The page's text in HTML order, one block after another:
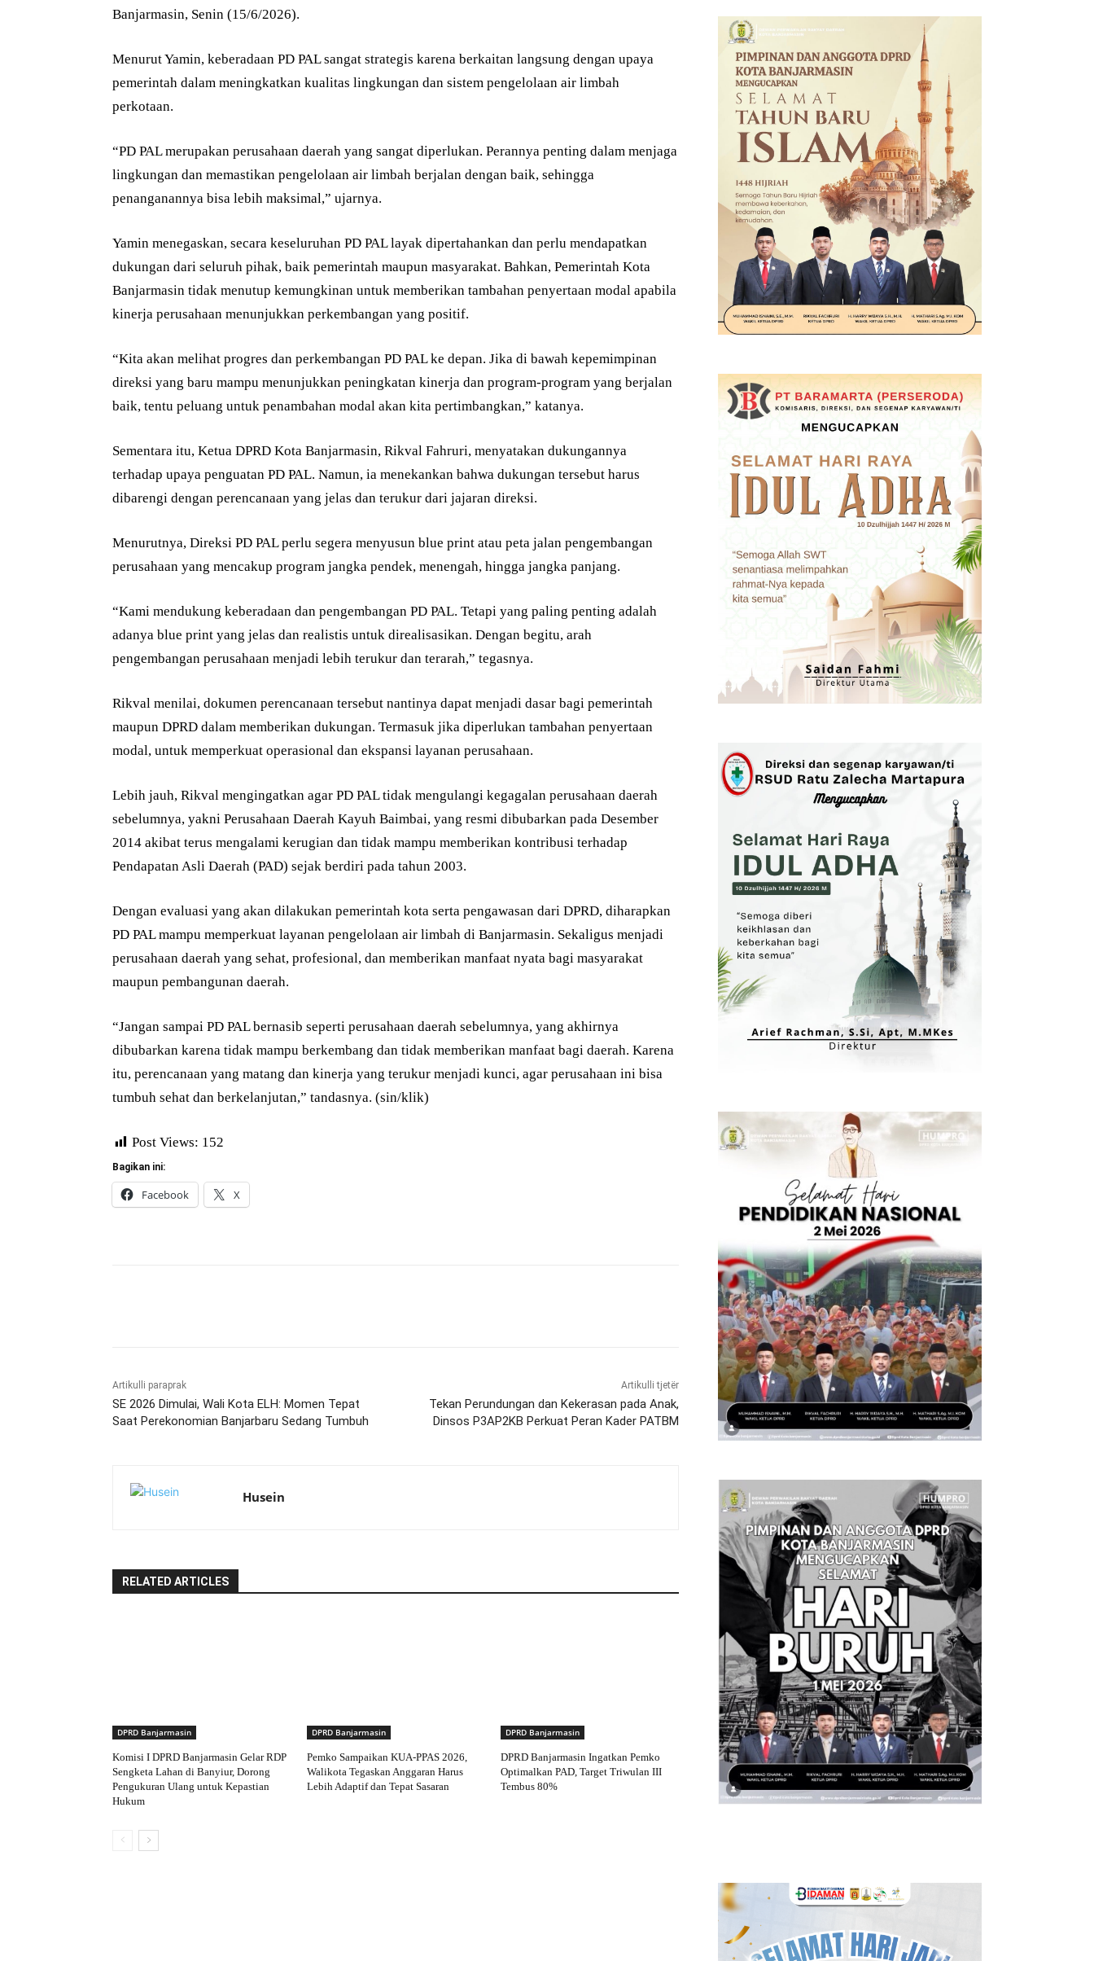
Banjarmasin, Senin (15/6/2026).
Menurut Yamin, keberadaan PD PAL sangat strategis karena berkaitan langsung dengan upaya
pemerintah dalam meningkatkan kualitas lingkungan dan sistem pengelolaan air limbah
perkotaan.
“PD PAL merupakan perusahaan daerah yang sangat diperlukan. Perannya penting dalam menjaga
lingkungan dan memastikan pengelolaan air limbah berjalan dengan baik, sehingga
penanganannya bisa lebih maksimal,” ujarnya.
Yamin menegaskan, secara keseluruhan PD PAL layak dipertahankan dan perlu mendapatkan
dukungan dari seluruh pihak, baik pemerintah maupun masyarakat. Bahkan, Pemerintah Kota
Banjarmasin tidak menutup kemungkinan untuk memberikan tambahan penyertaan modal apabila
kinerja perusahaan menunjukkan perkembangan yang positif.
“Kita akan melihat progres dan perkembangan PD PAL ke depan. Jika di bawah kepemimpinan
direksi yang baru mampu menunjukkan peningkatan kinerja dan program-program yang berjalan
baik, tentu peluang untuk penambahan modal akan kita pertimbangkan,” katanya.
Sementara itu, Ketua DPRD Kota Banjarmasin, Rikval Fahruri, menyatakan dukungannya
terhadap upaya penguatan PD PAL. Namun, ia menekankan bahwa dukungan tersebut harus
dibarengi dengan perencanaan yang jelas dan terukur dari jajaran direksi.
Menurutnya, Direksi PD PAL perlu segera menyusun blue print atau peta jalan pengembangan
perusahaan yang mencakup program jangka pendek, menengah, hingga jangka panjang.
“Kami mendukung keberadaan dan pengembangan PD PAL. Tetapi yang paling penting adalah
adanya blue print yang jelas dan realistis untuk direalisasikan. Dengan begitu, arah
pengembangan perusahaan menjadi lebih terukur dan terarah,” tegasnya.
Rikval menilai, dokumen perencanaan tersebut nantinya dapat menjadi dasar bagi pemerintah
maupun DPRD dalam memberikan dukungan. Termasuk jika diperlukan tambahan penyertaan
modal, untuk memperkuat operasional dan ekspansi layanan perusahaan.
Lebih jauh, Rikval mengingatkan agar PD PAL tidak mengulangi kegagalan perusahaan daerah
sebelumnya, yakni Perusahaan Daerah Kayuh Baimbai, yang resmi dibubarkan pada Desember
2014 akibat terus mengalami kerugian dan tidak mampu memberikan kontribusi terhadap
Pendapatan Asli Daerah (PAD) sejak berdiri pada tahun 2003.
Dengan evaluasi yang akan dilakukan pemerintah kota serta pengawasan dari DPRD, diharapkan
PD PAL mampu memperkuat layanan pengelolaan air limbah di Banjarmasin. Sekaligus menjadi
perusahaan daerah yang sehat, profesional, dan memberikan manfaat nyata bagi masyarakat
maupun pembangunan daerah.
“Jangan sampai PD PAL bernasib seperti perusahaan daerah sebelumnya, yang akhirnya
dibubarkan karena tidak mampu berkembang dan tidak memberikan manfaat bagi daerah. Karena
itu, perencanaan yang matang dan kinerja yang terukur menjadi kunci, agar perusahaan ini bisa
tumbuh sehat dan berkelanjutan,” tandasnya. (sin/klik)
Post Views: 152
Bagikan ini:
Facebook X
Artikulli paraprak
SE 2026 Dimulai, Wali Kota ELH: Momen Tepat
Saat Perekonomian Banjarbaru Sedang Tumbuh
Artikulli tjetër
Tekan Perundungan dan Kekerasan pada Anak,
Dinsos P3AP2KB Perkuat Peran Kader PATBM
Husein
RELATED ARTICLES
DPRD Banjarmasin
Komisi I DPRD Banjarmasin Gelar RDP
Sengketa Lahan di Banyiur, Dorong
Pengukuran Ulang untuk Kepastian
Hukum
DPRD Banjarmasin
Pemko Sampaikan KUA-PPAS 2026,
Walikota Tegaskan Anggaran Harus
Lebih Adaptif dan Tepat Sasaran
DPRD Banjarmasin
DPRD Banjarmasin Ingatkan Pemko
Optimalkan PAD, Target Triwulan III
Tembus 80%